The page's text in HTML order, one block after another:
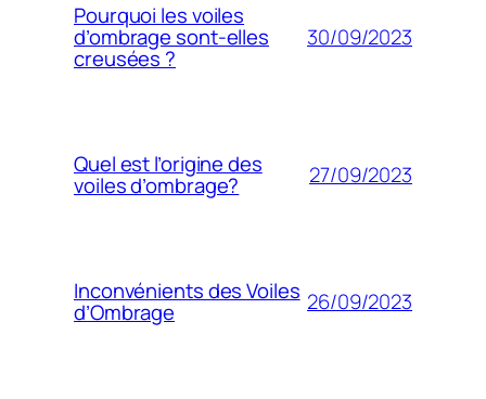
Pourquoi les voiles
d’ombrage sont-elles
creusées ?
30/09/2023
Quel est l’origine des
voiles d’ombrage? 27/09/2023
Inconvénients des Voiles
d’Ombrage 26/09/2023